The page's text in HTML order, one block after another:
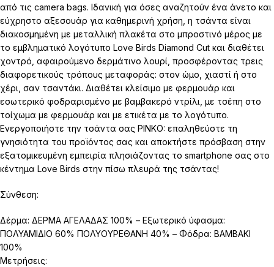
από τις camera bags. Ιδανική για όσες αναζητούν ένα άνετο και
εύχρηστο αξεσουάρ για καθημερινή χρήση, η τσάντα είναι
διακοσμημένη με μεταλλική πλακέτα στο μπροστινό μέρος με
το εμβληματικό λογότυπο Love Birds Diamond Cut και διαθέτει
χοντρό, αφαιρούμενο δερμάτινο λουρί, προσφέροντας τρεις
διαφορετικούς τρόπους μεταφοράς: στον ώμο, χιαστί ή στο
χέρι, σαν τσαντάκι. Διαθέτει κλείσιμο με φερμουάρ και
εσωτερικό φοδραρισμένο με βαμβακερό ντρίλι, με τσέπη στο
τοίχωμα με φερμουάρ και με ετικέτα με το λογότυπο.
Ενεργοποιήστε την τσάντα σας PINKO: επαληθεύστε τη
γνησιότητα του προϊόντος σας και αποκτήστε πρόσβαση στην
εξατομικευμένη εμπειρία πλησιάζοντας το smartphone σας στο
κέντημα Love Birds στην πίσω πλευρά της τσάντας!
Σύνθεση:
Δέρμα: ΔΕΡΜΑ ΑΓΕΛΑΔΑΣ 100% – Εξωτερικό ύφασμα:
ΠΟΛΥΑΜΙΔΙΟ 60% ΠΟΛΥΟΥΡΕΘΑΝΗ 40% – Φόδρα: ΒΑΜΒΑΚΙ
100%
Μετρήσεις: